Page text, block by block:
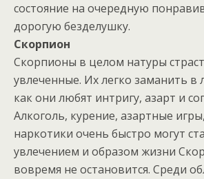
состояние на очередную
дорогую безделушку.
Скорпион
Скорпионы в целом натуры
увлеченные. Их легко заманить в
как они любят интригу, азарт и
Алкоголь, курение, азартные
наркотики очень быстро могут
увлечением и образом жизни
вовремя не остановится. Среди